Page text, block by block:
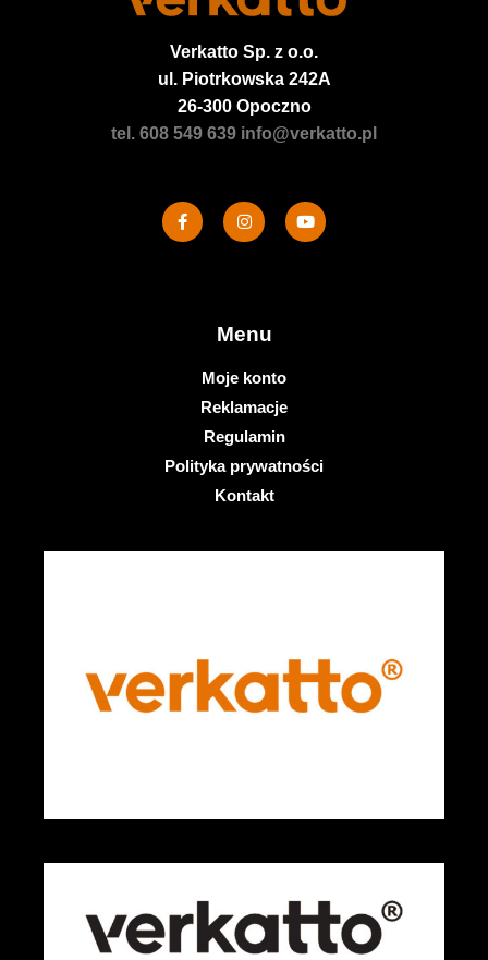
Verkatto Sp. z o.o.
ul. Piotrkowska 242A
26-300 Opoczno
tel. 608 549 639 info@verkatto.pl
Menu
Moje konto
Reklamacje
Regulamin
Polityka prywatności
Kontakt